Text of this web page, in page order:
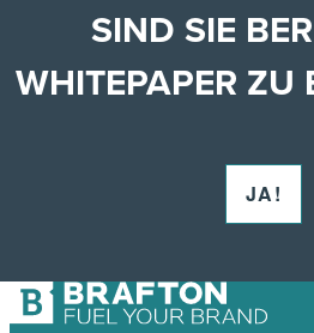
SIND SIE
WHITEPAPER ZU
JA!